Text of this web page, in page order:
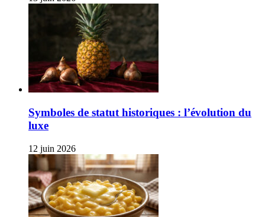
Symboles de statut historiques : l’évolution du
luxe
12 juin 2026